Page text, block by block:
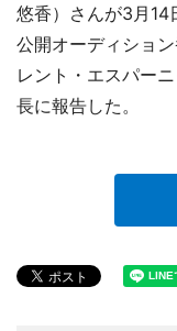
悠香）さんが3月14
公開オーディショ
レント・エスパー
長に報告した。